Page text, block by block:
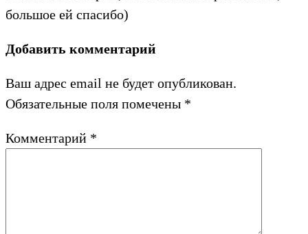
большое ей спасибо)
Добавить комментарий
Ваш адрес email не будет опубликован.
Обязательные поля помечены *
Комментарий *